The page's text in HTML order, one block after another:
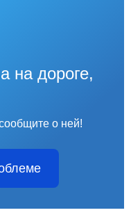
на дороге,
о ней!